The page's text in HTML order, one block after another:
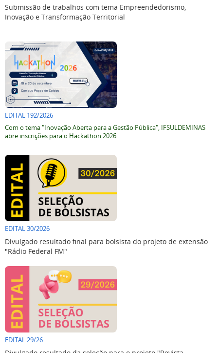
Submissão de trabalhos com tema Empreendedorismo,
Inovação e Transformação Territorial
EDITAL 192/2026
Com o tema "Inovação Aberta para a Gestão Pública", IFSULDEMINAS
abre inscrições para o Hackathon 2026
EDITAL 30/2026
Divulgado resultado final para bolsista do projeto de extensão
"Rádio Federal FM"
EDITAL 29/26